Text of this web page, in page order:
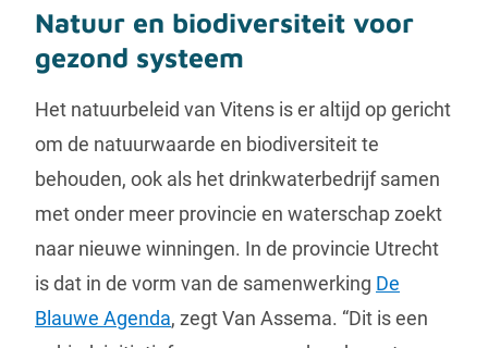
Natuur en biodiversiteit voor
gezond systeem
Het natuurbeleid van Vitens is er altijd op gericht
om de natuurwaarde en biodiversiteit te
behouden, ook als het drinkwaterbedrijf samen
met onder meer provincie en waterschap zoekt
naar nieuwe winningen. In de provincie Utrecht
is dat in de vorm van de samenwerking De
Blauwe Agenda, zegt Van Assema. “Dit is een